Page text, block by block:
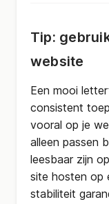
Tip:
website
Een mooi
consistent
vooral op je
alleen passen
leesbaar zijn
site hosten op
stabiliteit